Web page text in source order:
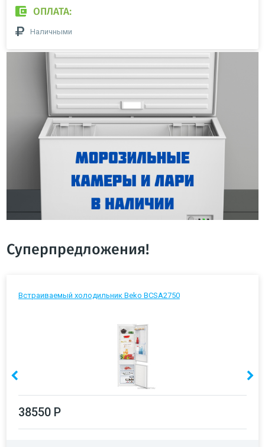
ОПЛАТА:
Наличными
Суперпредложения!
Встраиваемый холодильник Beko BCSA2750
38550 Р